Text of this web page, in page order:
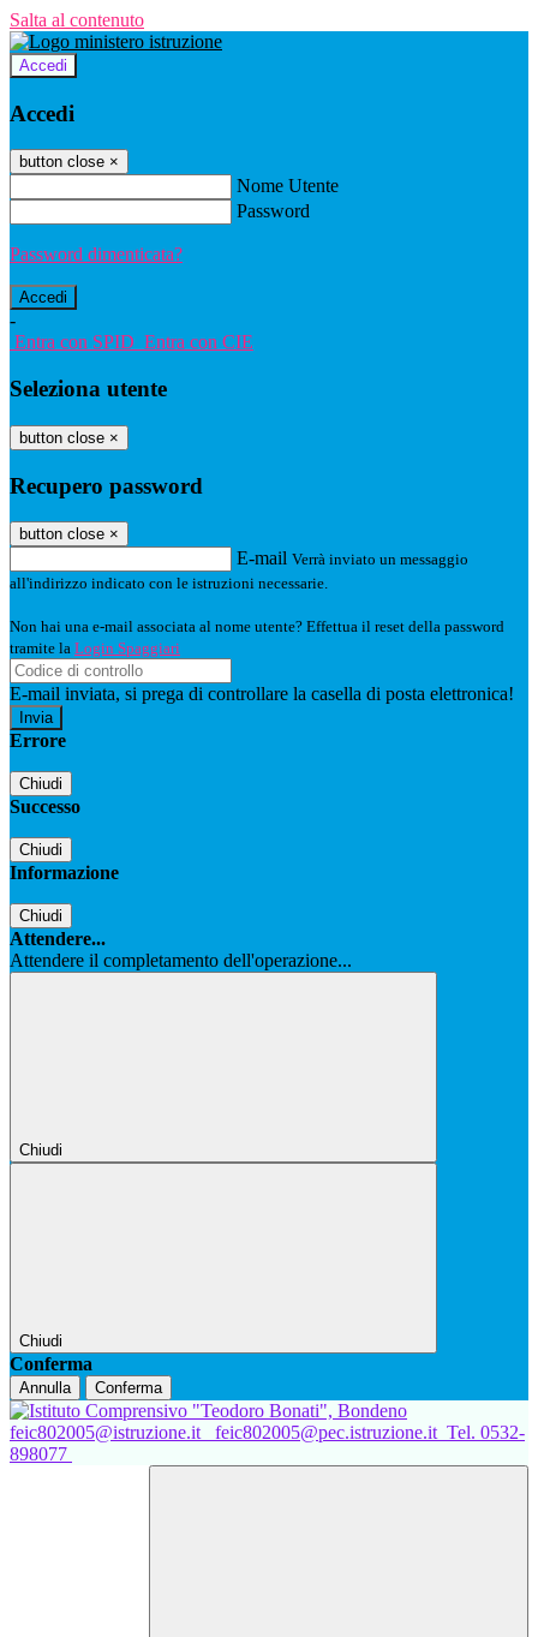
Salta al contenuto
Accedi
Accedi
button close ×
Nome Utente
Password
Password dimenticata?
-
Entra con SPID Entra con CIE
Seleziona utente
button close ×
Recupero password
button close ×
E-mail Verrà inviato un messaggio
all'indirizzo indicato con le istruzioni necessarie.
Non hai una e-mail associata al nome utente? Effettua il reset della password
tramite la Login Spaggiari
E-mail inviata, si prega di controllare la casella di posta elettronica!
Errore
Chiudi
Successo
Chiudi
Informazione
Chiudi
Attendere...
Attendere il completamento dell'operazione...
Chiudi
Chiudi
Conferma
Annulla Conferma
feic802005@istruzione.it feic802005@pec.istruzione.it Tel. 0532-
898077